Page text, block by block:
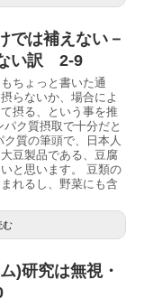
では補えない－
い訳 2-9
ちょっと書いた通
らないか、場合によ
摂る、という事を推
ク質摂取で十分だと
質の筆頭で、日本人
豆製品である、豆腐
と思います。 豆類の
れるし、野菜にも含
む
)研究は無視・